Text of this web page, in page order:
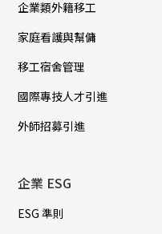
企業類外籍移工
家庭看護與幫傭
移工宿舍管理
國際專技人才引進
外師招募引進
企業 ESG
ESG 準則